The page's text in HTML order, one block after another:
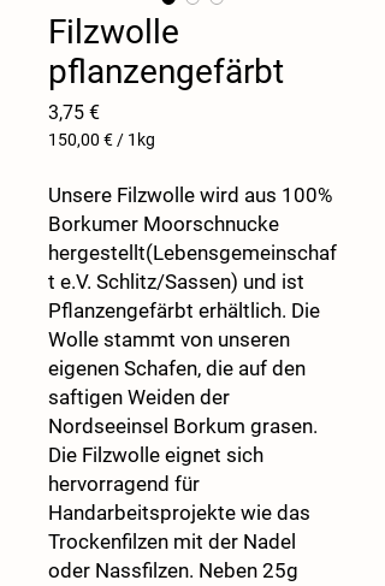
Filzwolle
pflanzengefärbt
3,75 €Preis
150,00 € / 1kg
pro
1
Kilogramm
Unsere Filzwolle wird aus 100%
Borkumer Moorschnucke
hergestellt(Lebensgemeinschaf
t e.V. Schlitz/Sassen) und ist
Pflanzengefärbt erhältlich. Die
Wolle stammt von unseren
eigenen Schafen, die auf den
saftigen Weiden der
Nordseeinsel Borkum grasen.
Die Filzwolle eignet sich
hervorragend für
Handarbeitsprojekte wie das
Trockenfilzen mit der Nadel
oder Nassfilzen. Neben 25g